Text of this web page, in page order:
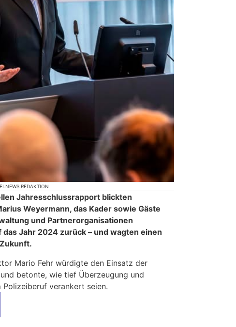
REDAKTION
Jahresschlussrapport blickten
Weyermann, das Kader sowie Gäste
und Partnerorganisationen
das Jahr 2024 zurück – und wagten einen
Mario Fehr würdigte den Einsatz der
betonte, wie tief Überzeugung und
Polizeiberuf verankert seien.